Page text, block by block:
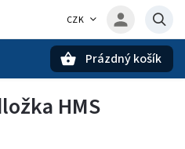
CZK
Prázdný košík
HMS